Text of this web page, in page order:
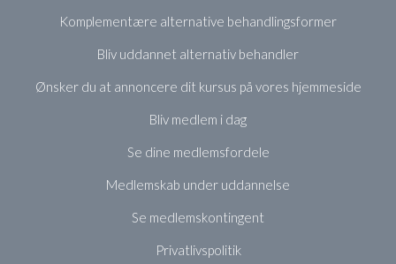
Komplementære alternative behandlingsformer
Bliv uddannet alternativ behandler
Ønsker du at annoncere dit kursus på vores hjemmeside
Bliv medlem i dag
Se dine medlemsfordele
Medlemskab under uddannelse
Se medlemskontingent
Privatlivspolitik